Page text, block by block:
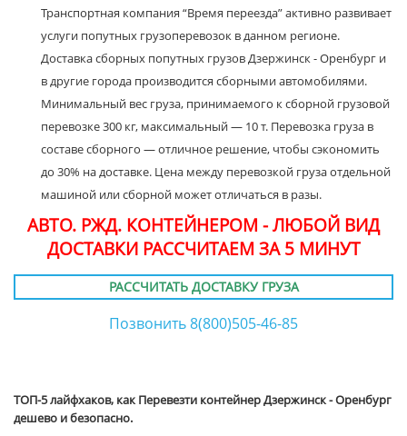
Транспортная компания “Время переезда” активно развивает
услуги попутных грузоперевозок в данном регионе.
Доставка сборных попутных грузов Дзержинск - Оренбург и
в другие города производится сборными автомобилями.
Минимальный вес груза, принимаемого к сборной грузовой
перевозке 300 кг, максимальный — 10 т. Перевозка груза в
составе сборного — отличное решение, чтобы сэкономить
до 30% на доставке. Цена между перевозкой груза отдельной
машиной или сборной может отличаться в разы.
АВТО. РЖД. КОНТЕЙНЕРОМ - ЛЮБОЙ ВИД
ДОСТАВКИ РАССЧИТАЕМ ЗА 5 МИНУТ
РАССЧИТАТЬ ДОСТАВКУ ГРУЗА
Позвонить 8(800)505-46-85
ТОП-5 лайфхаков, как Перевезти контейнер Дзержинск - Оренбург
дешево и безопасно.